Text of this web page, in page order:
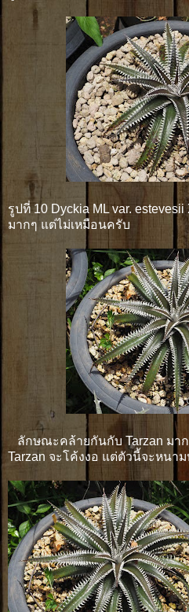
รูปที่ 10 Dyckia ML var.
มากๆ แต่ไม่เหมือนครับ
ลักษณะคล้ายกันกับ Tarzan มา
Tarzan จะโค้งงอ แต่ตัวนี้จะหนา